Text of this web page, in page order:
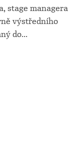
stage managera
výstředního
do...